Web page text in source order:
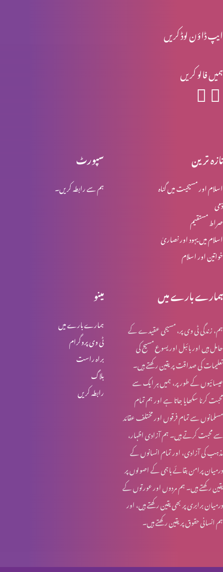
انبیا ء و بزرگ – ابراہام
انبیاء و بزرگ – حنوک اور نوح
انبیاء و بزرگ – آدم اور حنوک
آخری جنگ – کیا تیاری ہو رہی ہے؟
ایپ ڈاؤن لوڈ کریں
ہمیں فالو کریں
سپورٹ
ہم سے رابطہ کریں۔
تازہ ترین
اسلام اور مسیحیت میں گناہ
ذمی
صراط مستقیم
اسلام میں یہود اور نصاریٰ
خواتین اور اسلام
مینو
ہمارے بارے میں
ٹی وی پروگرام
براہ راست
بلاگ
رابطہ کریں
ہمارے بارے میں
ہم، زندگی ٹی وی پر، مسیحی عقیدے کے
حامل ہیں اور بائبل اور یسوع مسیح کی
تعلیمات کی صداقت پر یقین رکھتے ہیں۔
عیسائیوں کے طور پر، ہمیں ہر ایک سے
محبت کرنا سکھایا جاتا ہے اور ہم تمام
مسلمانوں سے تمام فرقوں اور مختلف عقائد
سے محبت کرتے ہیں۔ ہم آزادی اظہار،
مذہب کی آزادی، اور تمام انسانوں کے
درمیان پرامن بقائے باہمی کے اصولوں پر
یقین رکھتے ہیں۔ ہم مردوں اور عورتوں کے
درمیان برابری پر بھی یقین رکھتے ہیں، اور
ہم انسانی حقوق پر یقین رکھتے ہیں۔